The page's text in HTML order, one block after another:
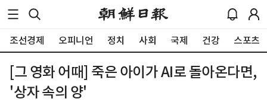
조선경제 오피니언 정치 사회 국제 건강 스포츠
[그 영화 어때] 죽은 아이가 AI로 돌아온다면,
'상자 속의 양'